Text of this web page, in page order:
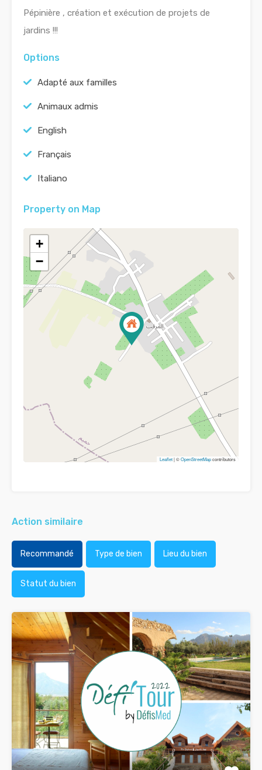
Pépinière , création et exécution de projets de
jardins !!!
Options
Adapté aux familles
Animaux admis
English
Français
Italiano
Property on Map
+
−
Leaflet| ©OpenStreetMapcontributors
Action similaire
Recommandé Type de bien Lieu du bien
Statut du bien